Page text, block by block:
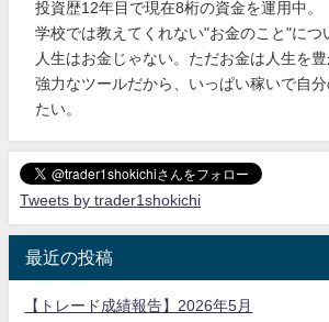
投資歴12年目で現在8桁の資金を運用中。
学校では教えてくれない"お金のこと"につ
人生はお金じゃない。ただお金は人生を
強力なツールだから、いっぱい稼いで自
たい。
Tweets by trader1shokichi
最近の投稿
【トレード成績報告】2026年5月